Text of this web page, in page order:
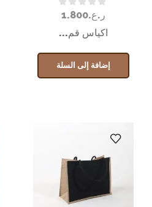
ر.ع.1.800
اكياس قم...
إضافة إلى السلة